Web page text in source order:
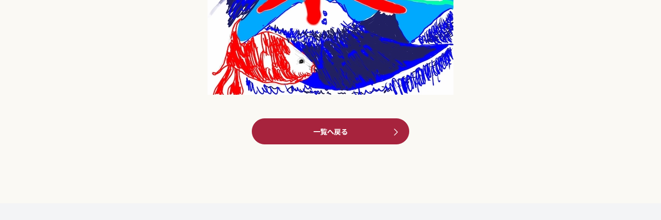
一覧へ戻る